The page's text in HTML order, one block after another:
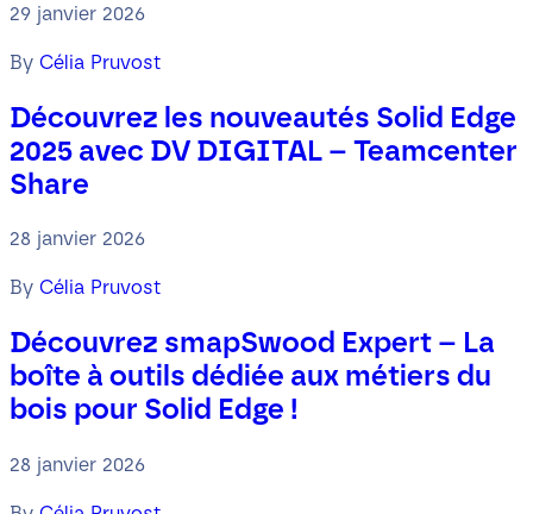
29 janvier 2026
By Célia Pruvost
Découvrez les nouveautés Solid Edge
2025 avec DV DIGITAL – Teamcenter
Share
28 janvier 2026
By Célia Pruvost
Découvrez smapSwood Expert – La
boîte à outils dédiée aux métiers du
bois pour Solid Edge !
28 janvier 2026